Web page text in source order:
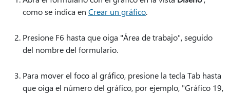
como se indica en Crear un gráfico.
Presione F6 hasta que oiga "Área de trabajo", seguido
del nombre del formulario.
Para mover el foco al gráfico, presione la tecla Tab hasta
que oiga el número del gráfico, por ejemplo, "Gráfico 19,